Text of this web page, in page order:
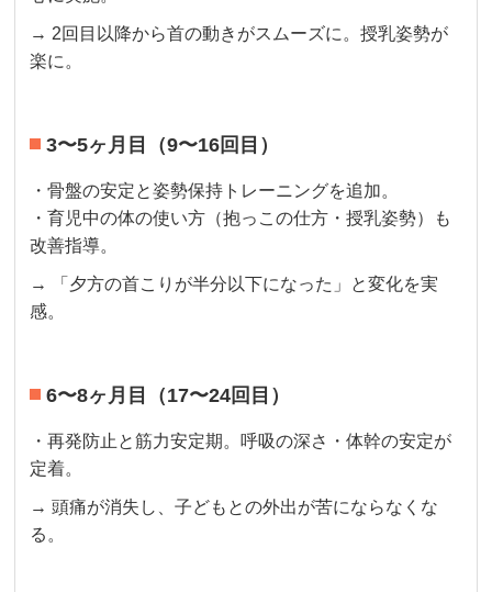
→ 2回目以降から首の動きがスムーズに。授乳姿勢が
楽に。
3〜5ヶ月目（9〜16回目）
・骨盤の安定と姿勢保持トレーニングを追加。
・育児中の体の使い方（抱っこの仕方・授乳姿勢）も
改善指導。
→ 「夕方の首こりが半分以下になった」と変化を実
感。
6〜8ヶ月目（17〜24回目）
・再発防止と筋力安定期。呼吸の深さ・体幹の安定が
定着。
→ 頭痛が消失し、子どもとの外出が苦にならなくな
る。